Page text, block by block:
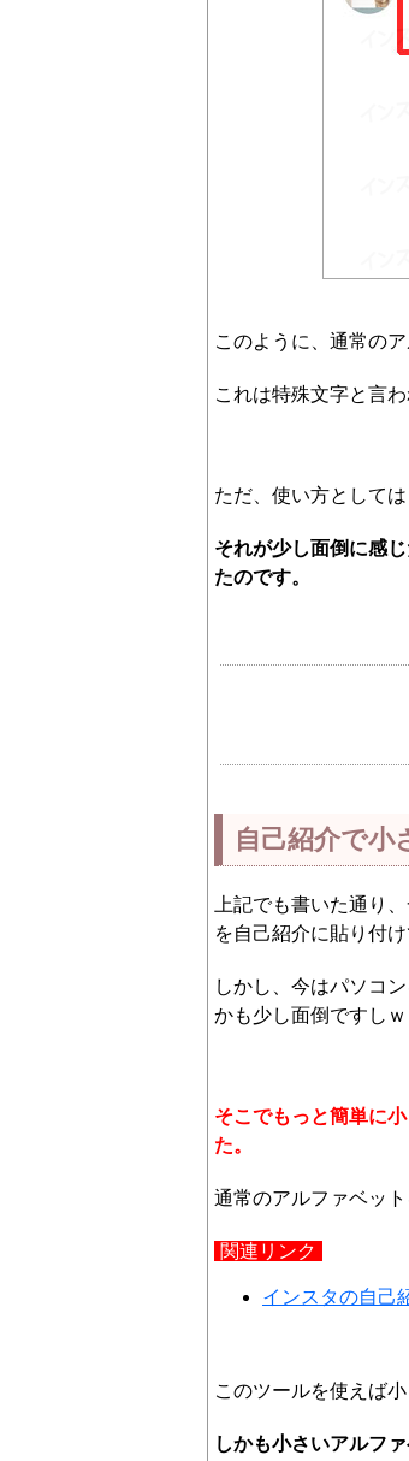
このように、通常の
これは特殊文字と言
ただ、使い方として
それが少し面倒に感
たのです。
自己紹介で小
上記でも書いた通り
を自己紹介に貼り付
しかし、今はパソコ
かも少し面倒ですしｗ
そこでもっと簡単に
た。
通常のアルファベッ
関連リンク
インスタの自己
このツールを使えば
しかも小さいアルフ